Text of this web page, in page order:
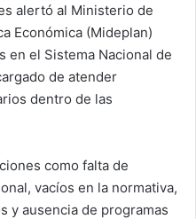
alertó al Ministerio de
Económica (Mideplan)
en el Sistema Nacional de
de atender
dentro de las
como falta de
vacíos en la normativa,
y ausencia de programas